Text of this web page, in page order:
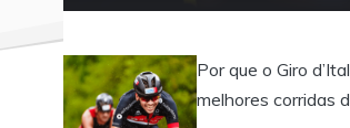
Por que o Giro
melhores corridas